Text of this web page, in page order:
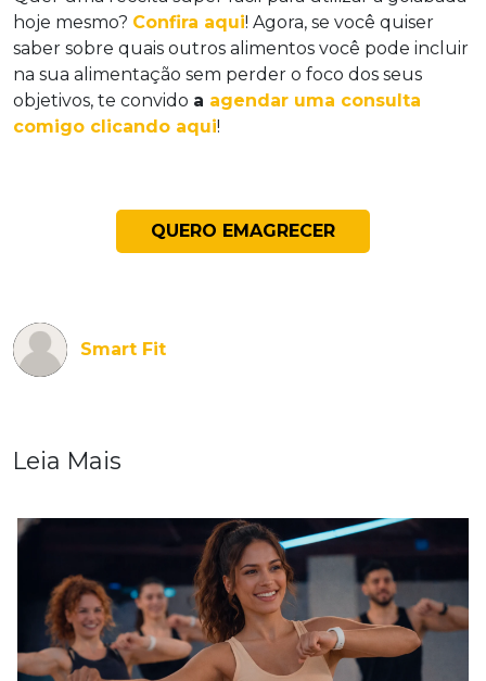
hoje mesmo? Confira aqui! Agora, se você quiser
saber sobre quais outros alimentos você pode incluir
na sua alimentação sem perder o foco dos seus
objetivos, te convido a agendar uma consulta
comigo clicando aqui!
QUERO EMAGRECER
Smart Fit
Leia Mais